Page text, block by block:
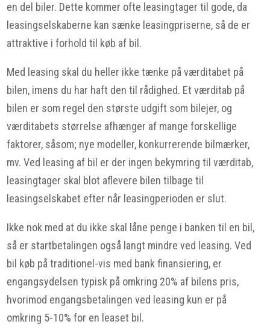
en del biler. Dette kommer ofte leasingtager til gode, da
leasingselskaberne kan sænke leasingpriserne, så de er
attraktive i forhold til køb af bil.
Med leasing skal du heller ikke tænke på værditabet på
bilen, imens du har haft den til rådighed. Et værditab på
bilen er som regel den største udgift som bilejer, og
værditabets størrelse afhænger af mange forskellige
faktorer, såsom; nye modeller, konkurrerende bilmærker,
mv. Ved leasing af bil er der ingen bekymring til værditab,
leasingtager skal blot aflevere bilen tilbage til
leasingselskabet efter når leasingperioden er slut.
Ikke nok med at du ikke skal låne penge i banken til en bil,
så er startbetalingen også langt mindre ved leasing. Ved
bil køb på traditionel-vis med bank finansiering, er
engangsydelsen typisk på omkring 20% af bilens pris,
hvorimod engangsbetalingen ved leasing kun er på
omkring 5-10% for en leaset bil.